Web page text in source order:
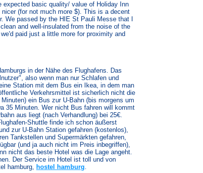
expected basic quality/ value of Holiday Inn
(for not much more $). This is a decent
We passed by the HIE St Pauli Messe that I
and well-insulated from the noise of the
paid just a little more for proximity and
in der Nähe des Flughafens. Das
also wenn man nur Schlafen und
Station mit dem Bus ein Ikea, in dem man
Verkehrsmittel ist sicherlich nicht die
ein Bus zur U-Bahn (bis morgens um
35 Minuten. Wer nicht Bus fahren will kommt
aus liegt (nach Verhandlung) bei 25€.
Shuttle finde ich schon äußerst
zur U-Bahn Station gefahren (kostenlos),
Tankstellen und Supermärkten gefahren,
(und ja auch nicht im Preis inbegriffen),
nicht das beste Hotel was die Lage angeht.
Der Service im Hotel ist toll und von
hamburg, hostel hamburg.